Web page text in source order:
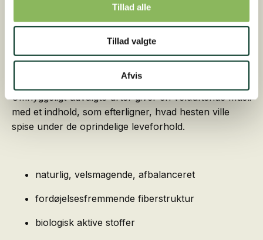
Tillad alle
Tillad valgte
Afvis
behov. Tilsammen sikrer det fuld dækning, også i
tilfælde, der rækker langt ud over minimumsbehovet.
Omhyggeligt udvalgte urter giver en velduftende müsli
med et indhold, som efterligner, hvad hesten ville
spise under de oprindelige leveforhold.
naturlig, velsmagende, afbalanceret
fordøjelsesfremmende fiberstruktur
biologisk aktive stoffer